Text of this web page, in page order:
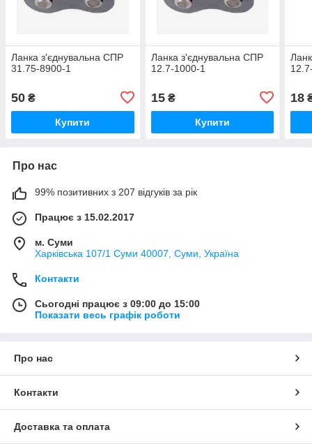
Ланка з'єднувальна СПР
31.75-8900-1
50 ₴
Купити
Ланка з'єднувальна СПР
12.7-1000-1
15₴
Купити
18
Про нас
99% позитивних з 207 відгуків за рік
Працює з 15.02.2017
м. Суми
Харківська 107/1 Суми 40007, Суми, Україна
Контакти
Сьогодні працює з 09:00 до 15:00
Показати весь графік роботи
Про нас
Контакти
Доставка та оплата